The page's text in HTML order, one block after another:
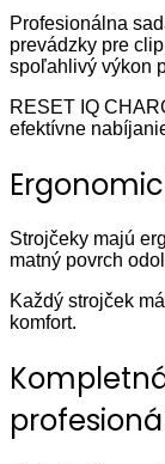
Profesionálna
prevádzky pre
spoľahlivý výkon
RESET IQ
efektívne
Strojčeky majú
matný povrch
Každý strojček
komfort.